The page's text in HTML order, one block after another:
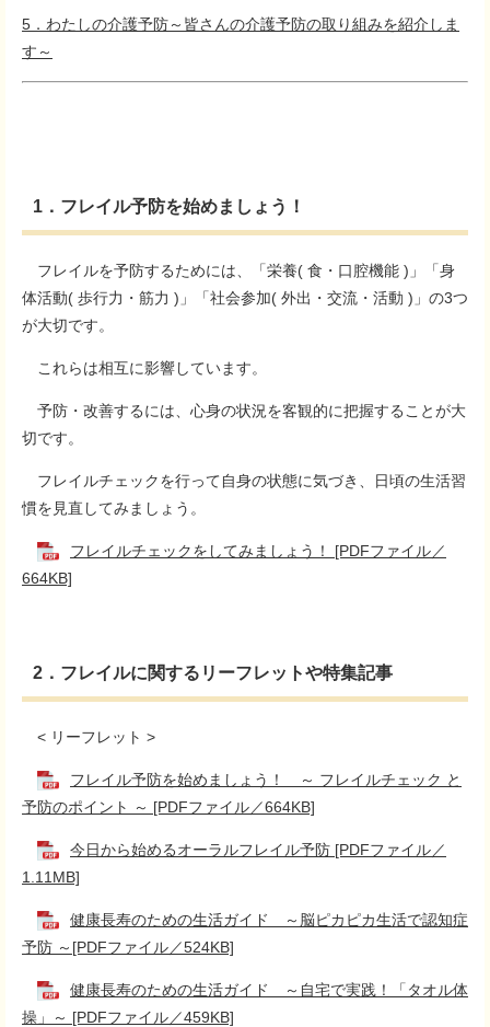
5．わたしの介護予防～皆さんの介護予防の取り組みを紹介しま
す～
1．フレイル予防を始めましょう！
フレイルを予防するためには、「栄養( 食・口腔機能 )」「身
体活動( 歩行力・筋力 )」「社会参加( 外出・交流・活動 )」の3つ
が大切です。
これらは相互に影響しています。
予防・改善するには、心身の状況を客観的に把握することが大
切です。
フレイルチェックを行って自身の状態に気づき、日頃の生活習
慣を見直してみましょう。
フレイルチェックをしてみましょう！ [PDFファイル／
664KB]
2．フレイルに関するリーフレットや特集記事
< リーフレット >
フレイル予防を始めましょう！ ～ フレイルチェック と
予防のポイント ～ [PDFファイル／664KB]
今日から始めるオーラルフレイル予防 [PDFファイル／
1.11MB]
健康長寿のための生活ガイド ～脳ピカピカ生活で認知症
予防 ～[PDFファイル／524KB]
健康長寿のための生活ガイド ～自宅で実践！「タオル体
操」～ [PDFファイル／459KB]